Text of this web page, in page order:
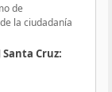
de
la ciudadanía
Santa Cruz: